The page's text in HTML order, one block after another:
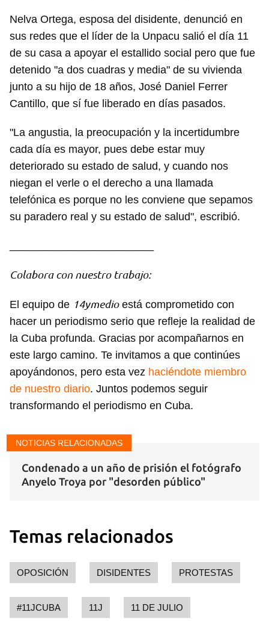
Nelva Ortega, esposa del disidente, denunció en
sus redes que el líder de la Unpacu salió el día 11
de su casa a apoyar el estallido social pero que fue
detenido "a dos cuadras y media" de su vivienda
junto a su hijo de 18 años, José Daniel Ferrer
Cantillo, que sí fue liberado en días pasados.
"La angustia, la preocupación y la incertidumbre
cada día es mayor, pues debe estar muy
deteriorado su estado de salud, y cuando nos
niegan el verle o el derecho a una llamada
telefónica es porque no les conviene que sepamos
su paradero real y su estado de salud", escribió.
Colabora con nuestro trabajo:
El equipo de 14ymedioestá comprometido con
hacer un periodismo serio que refleje la realidad de
la Cuba profunda. Gracias por acompañarnos en
este largo camino. Te invitamos a que continúes
apoyándonos, pero esta vez haciéndote miembro
de nuestro diario. Juntos podemos seguir
transformando el periodismo en Cuba.
NOTICIAS RELACIONADAS
Condenado a un año de prisión el fotógrafo
Anyelo Troya por "desorden público"
Temas relacionados
OPOSICIÓN DISIDENTES PROTESTAS
#11JCUBA 11J 11 DE JULIO